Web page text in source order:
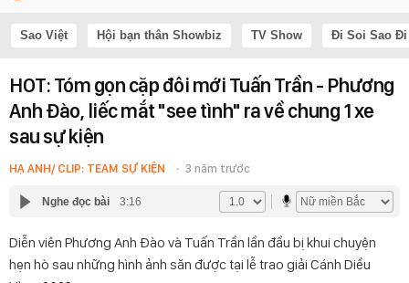
Sao Việt Hội bạn thân Showbiz TV Show Đi Soi Sao Đi
HOT: Tóm gọn cặp đôi mới Tuấn Trần - Phương
Anh Đào, liếc mắt "see tình" ra về chung 1 xe
sau sự kiện
HẠ ANH/ CLIP: TEAM SỰ KIỆN 3 năm trước
Nghe đọc bài 3:16
Diễn viên Phương Anh Đào và Tuấn Trần lần đầu bị khui chuyện
hẹn hò sau những hình ảnh săn được tại lễ trao giải Cánh Diều